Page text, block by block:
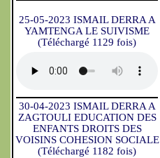
25-05-2023 ISMAIL DERRA A
YAMTENGA LE SUIVISME
(Téléchargé 1129 fois)
30-04-2023 ISMAIL DERRA A
ZAGTOULI EDUCATION DES
ENFANTS DROITS DES
VOISINS COHESION SOCIALE
(Téléchargé 1182 fois)